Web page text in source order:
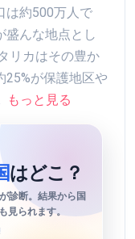
は約500万人で
盛んな地点とし
リカはその豊か
25%が保護地区や
もっと見る
はどこ？
診断。結果から国
見られます。